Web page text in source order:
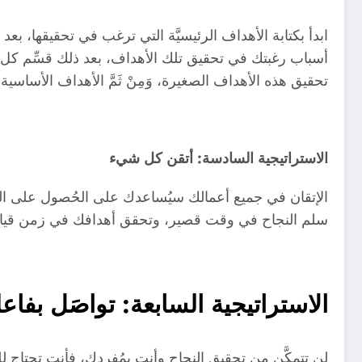
ابدأ بكتابة الأهداف الرئيسيَّة التي ترغب في
أسباب رغبتك في تحقيق تلك الأهداف، بعد ذلك قسِّم
تحقيق هذه الأهداف الصغيرة، وَمِنْ ثَمَّ الأهداف الأساسية
الاستراتيجية السادسة: أتقن كل شيء
الإتقان في جميع أعمالك سيُساعدك على الحُصول على
سلم النجاح في وقت قصير، وتحقق أهدافك في زمن
الاستراتيجية السابعة: تواصَل